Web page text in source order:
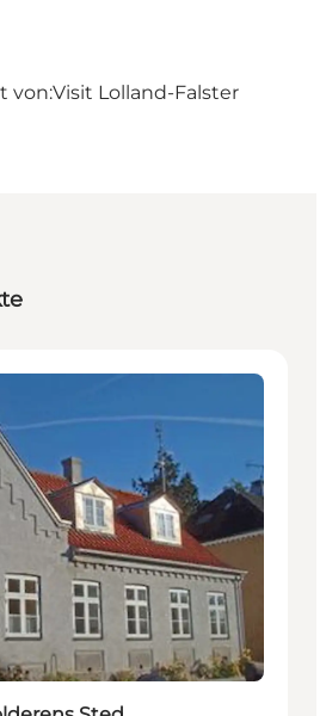
von:Visit Lolland-Falster